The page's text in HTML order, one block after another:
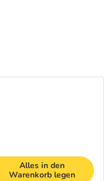
Alles in den
Warenkorb legen